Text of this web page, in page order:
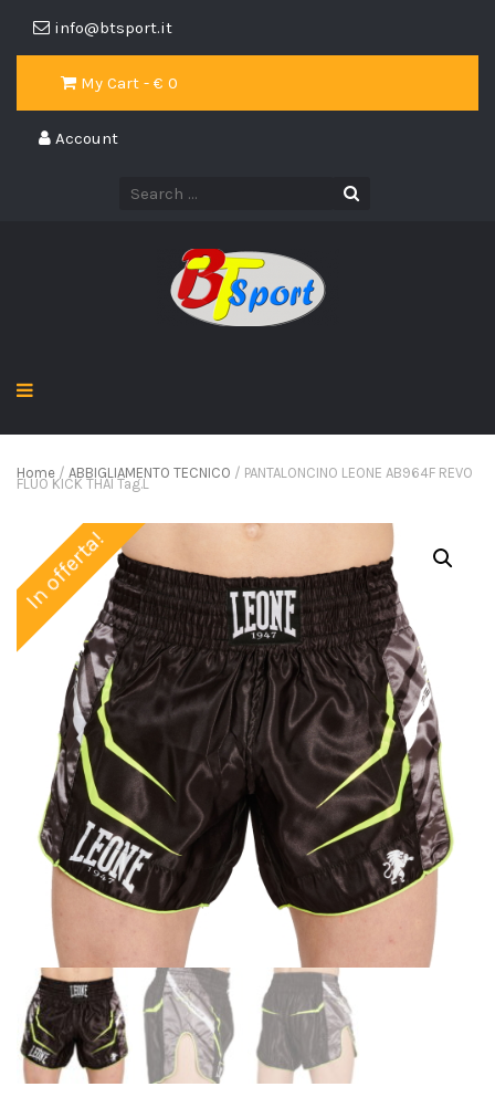
info@btsport.it
My Cart - € 0
Account
Home / ABBIGLIAMENTO TECNICO / PANTALONCINO LEONE AB964F REVO
FLUO KICK THAI Tag.L
In offerta!